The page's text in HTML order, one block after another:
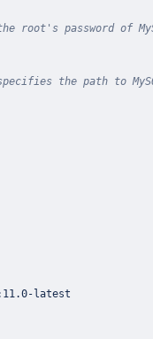
root's password of
the path to
11.0-